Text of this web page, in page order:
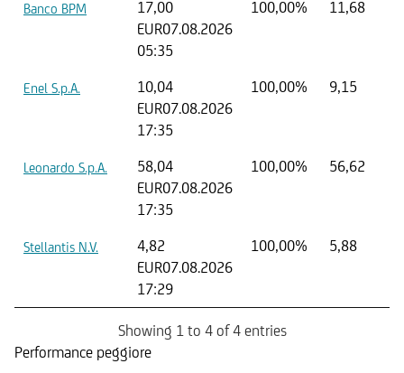
Banco BPM
17,00
EUR07.08.2026
05:35
100,00% 11,68
Enel S.p.A.
10,04
EUR07.08.2026
17:35
100,00% 9,15
Leonardo S.p.A.
58,04
EUR07.08.2026
17:35
100,00% 56,62
Stellantis N.V.
4,82
EUR07.08.2026
17:29
100,00% 5,88
Showing 1 to 4 of 4 entries
Performance peggiore